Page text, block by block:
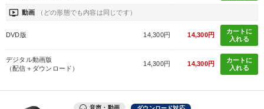
スポーツ関連 理念・パーパス 労務問題・リスク対策
入門篇
FCビジネス
ondemand_video 動画 （どの形態でも内容は同じです）
DVD版 14,300円 14,300円
カートに
入れる
デジタル動画版
（配信＋ダウンロード）
14,300円 14,300円
カートに
入れる
音声・動画